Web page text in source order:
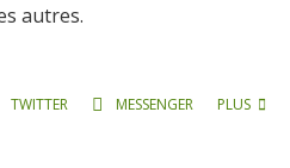
autres.
TWITTER MESSENGER PLUS